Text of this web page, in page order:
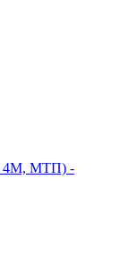
МТП) -